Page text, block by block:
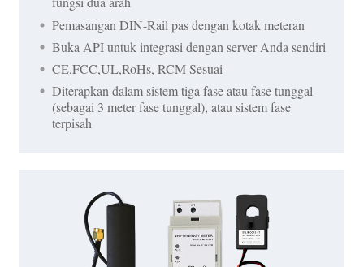
Pemasangan DIN-Rail pas dengan kotak meteran
Buka API untuk integrasi dengan server Anda sendiri
CE,FCC,UL,RoHs, RCM Sesuai
Diterapkan dalam sistem tiga fase atau fase tunggal
(sebagai 3 meter fase tunggal), atau sistem fase
terpisah